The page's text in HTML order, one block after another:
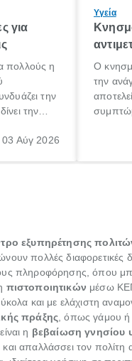
για
πολλούς η
την
την
μέρες
03 Αύγ 2026
Υγεία
Ο
την
εξυπηρέτησης
πολλές διαφορετικές
πληροφόρησης, όπου
πιστοποιητικών μέσω
και με ελάχιστη
πράξης , όπως γάμου
η βεβαίωση γνησίου
απαλλάσσει τον